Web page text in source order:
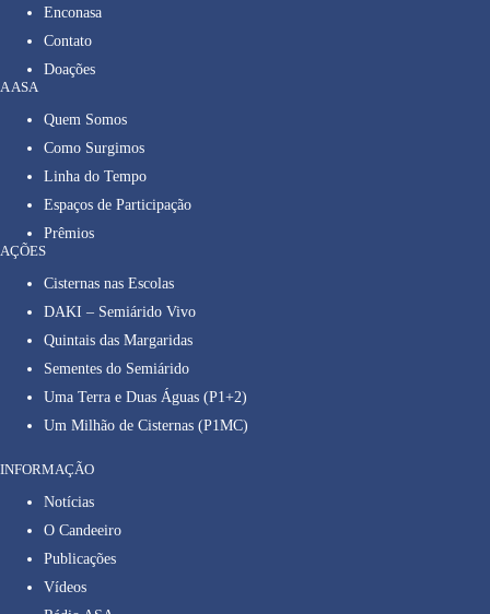
Enconasa
Contato
Doações
A ASA
Quem Somos
Como Surgimos
Linha do Tempo
Espaços de Participação
Prêmios
AÇÕES
Cisternas nas Escolas
DAKI – Semiárido Vivo
Quintais das Margaridas
Sementes do Semiárido
Uma Terra e Duas Águas (P1+2)
Um Milhão de Cisternas (P1MC)
INFORMAÇÃO
Notícias
O Candeeiro
Publicações
Vídeos